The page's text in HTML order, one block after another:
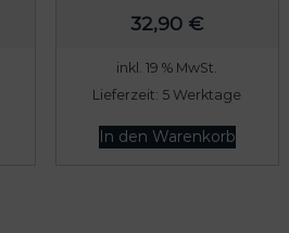
32,90 €
inkl. 19 % MwSt.
Lieferzeit: 5 Werktage
In den Warenkorb